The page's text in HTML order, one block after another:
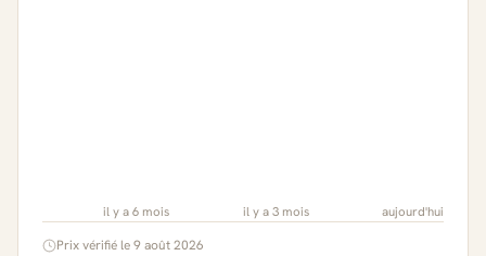
il y a 6 mois il y a 3 mois aujourd'hui
Prix vérifié le 9 août 2026